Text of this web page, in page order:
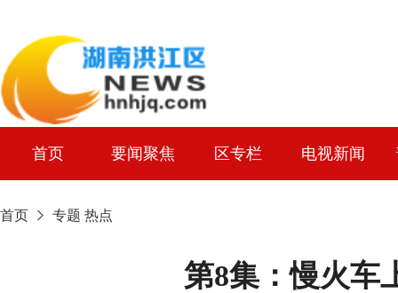
首页 要闻聚焦 区专栏 电视新闻
首页 专题 热点
第8集：慢火车